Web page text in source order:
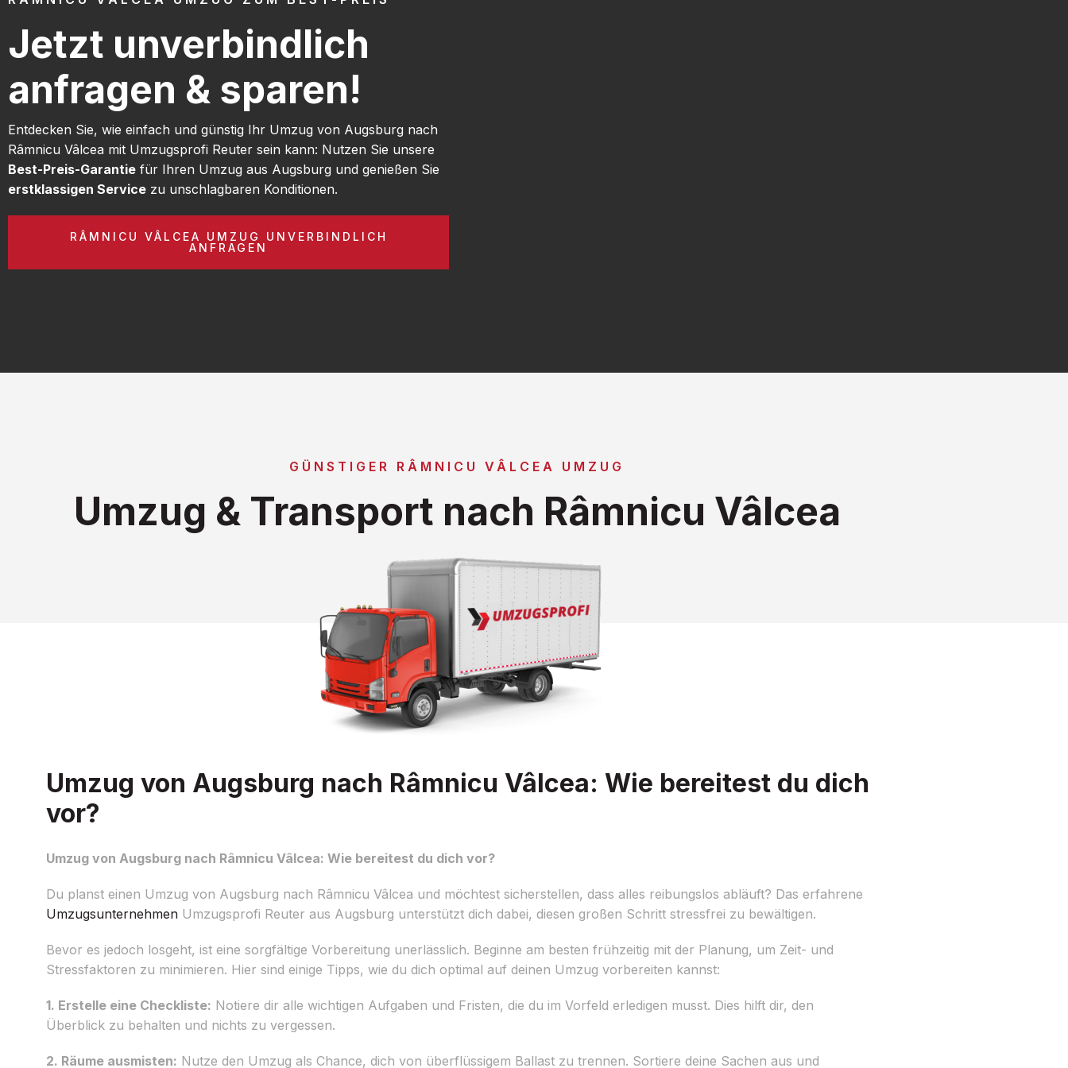
Jetzt unverbindlich
anfragen & sparen!
Entdecken Sie, wie einfach und günstig Ihr Umzug von Augsburg nach
Râmnicu Vâlcea mit Umzugsprofi Reuter sein kann: Nutzen Sie unsere
Best-Preis-Garantie für Ihren Umzug aus Augsburg und genießen Sie
erstklassigen Service zu unschlagbaren Konditionen.
RÂMNICU VÂLCEA UMZUG UNVERBINDLICH
ANFRAGEN
GÜNSTIGER RÂMNICU VÂLCEA UMZUG
Umzug & Transport nach Râmnicu Vâlcea
Umzug von Augsburg nach Râmnicu Vâlcea: Wie bereitest du dich
vor?
Umzug von Augsburg nach Râmnicu Vâlcea: Wie bereitest du dich vor?
Du planst einen Umzug von Augsburg nach Râmnicu Vâlcea und möchtest sicherstellen, dass alles reibungslos abläuft? Das erfahrene
Umzugsunternehmen Umzugsprofi Reuter aus Augsburg unterstützt dich dabei, diesen großen Schritt stressfrei zu bewältigen.
Bevor es jedoch losgeht, ist eine sorgfältige Vorbereitung unerlässlich. Beginne am besten frühzeitig mit der Planung, um Zeit- und
Stressfaktoren zu minimieren. Hier sind einige Tipps, wie du dich optimal auf deinen Umzug vorbereiten kannst:
1. Erstelle eine Checkliste: Notiere dir alle wichtigen Aufgaben und Fristen, die du im Vorfeld erledigen musst. Dies hilft dir, den
Überblick zu behalten und nichts zu vergessen.
2. Räume ausmisten: Nutze den Umzug als Chance, dich von überflüssigem Ballast zu trennen. Sortiere deine Sachen aus und